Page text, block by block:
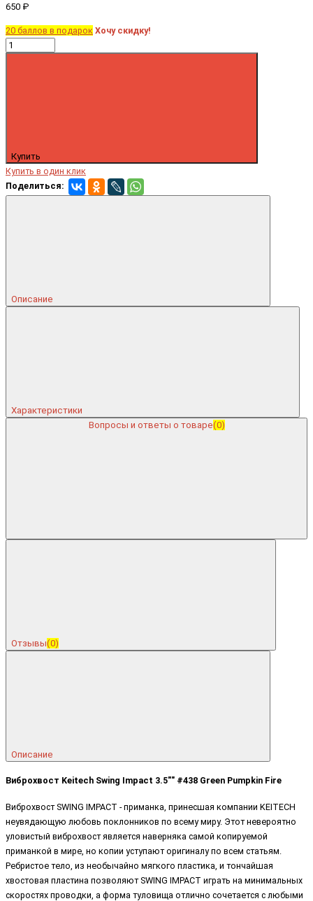
650 ₽
20 баллов в подарок Хочу скидку!
Купить
Купить в один клик
Поделиться:
Описание
Характеристики
Вопросы и ответы о товаре(0)
Отзывы(0)
Описание
Виброхвост Keitech Swing Impact 3.5"" #438 Green Pumpkin Fire
Виброхвост SWING IMPACT - приманка, принесшая компании KEITECH
неувядающую любовь поклонников по всему миру. Этот невероятно
уловистый виброхвост является наверняка самой копируемой
приманкой в мире, но копии уступают оригиналу по всем статьям.
Ребристое тело, из необычайно мягкого пластика, и тончайшая
хвостовая пластина позволяют SWING IMPACT играть на минимальных
скоростях проводки, а форма туловища отлично сочетается с любыми